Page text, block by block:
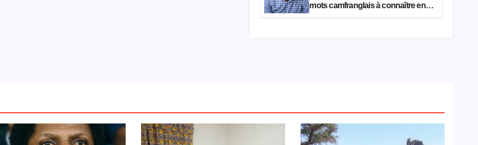
mots camfranglais à connaître en